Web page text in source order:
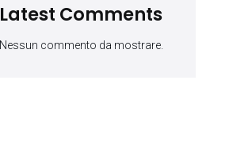
Latest Comments
Nessun commento da mostrare.